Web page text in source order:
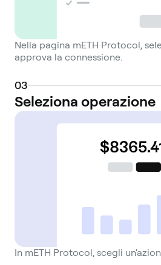
Nella pagina mETH Protocol,
approva la connessione.
03
Seleziona operazione
In mETH Protocol, scegli